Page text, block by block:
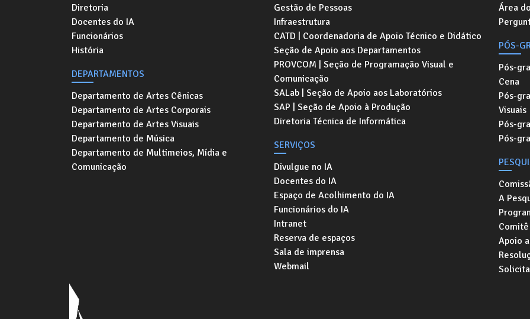
Diretoria
Docentes do IA
Funcionários
História
DEPARTAMENTOS
Departamento de Artes Cênicas
Departamento de Artes Corporais
Departamento de Artes Visuais
Departamento de Música
Departamento de Multimeios, Mídia e
Comunicação
Gestão de Pessoas
Infraestrutura
CATD | Coordenadoria de Apoio Técnico e Didático
Seção de Apoio aos Departamentos
PROVCOM | Seção de Programação Visual e
Comunicação
SALab | Seção de Apoio aos Laboratórios
SAP | Seção de Apoio à Produção
Diretoria Técnica de Informática
SERVIÇOS
Divulgue no IA
Docentes do IA
Espaço de Acolhimento do IA
Funcionários do IA
Intranet
Reserva de espaços
Sala de imprensa
Webmail
Área
PÓS-
Pós-
Cena
Pós-
Visuais
Pós-
Pós-
A
Apoio